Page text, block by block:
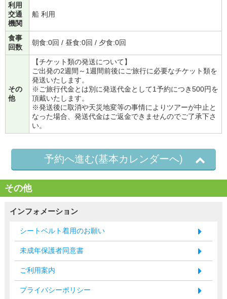
利用
交通
機関
船 利用
食事
回数
朝食:0回 / 昼食:0回 / 夕食:0回
その
他
【チケット類の発送について】
ご出発の2週間～1週間前後にご旅行に必要なチケット類を
発送いたします。
※ご旅行代金とは別に発送代金として1予約につき500円を
頂戴いたします。
※発送後に取消や天災地変等の事情によりツアーが中止と
なった場合、発送代金はご返金できませんのでご了承下さ
い。
予約へ進む(基本カレンダーへ)
その他
インフォメーション
シートベルト着用のお願い
未成年保護者同意書
ご利用案内
プライバシーポリシー